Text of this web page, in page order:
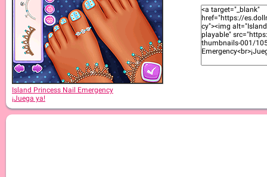
Island Princess Nail Emergency
¡Juega ya!